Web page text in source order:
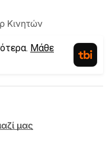
Κινητών
Μάθε
μας